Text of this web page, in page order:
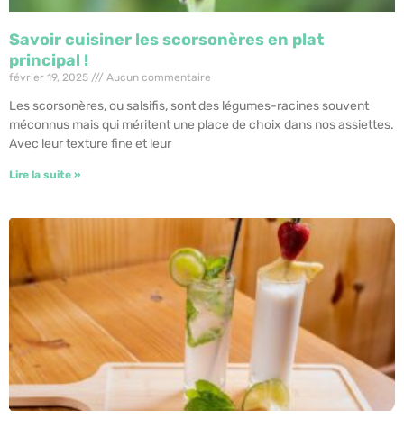
Savoir cuisiner les scorsonères en plat
principal !
février 19, 2025 Aucun commentaire
Les scorsonères, ou salsifis, sont des légumes-racines souvent
méconnus mais qui méritent une place de choix dans nos assiettes.
Avec leur texture fine et leur
Lire la suite »